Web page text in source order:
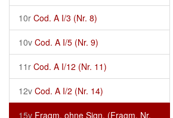
10r Cod. A I/3 (Nr. 8)
10v Cod. A I/5 (Nr. 9)
11r Cod. A I/12 (Nr. 11)
12v Cod. A I/2 (Nr. 14)
15v Fragm. ohne Sign. (Fragm. Nr.